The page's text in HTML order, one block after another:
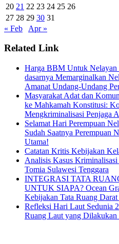
20 21 22 23 24 25 26
27 28 29 30 31
« Feb
Apr »
Related Link
Harga BBM Untuk Nelayan
dasarnya Memarginalkan
Amanat Undang-Undang
Masyarakat Adat dan
ke Mahkamah Konstitusi:
Mengkriminalisasi Penjaga
Selamat Hari Perempuan
Sudah Saatnya Perempuan
Utama!
Catatan Kritis Kebijakan
Analisis Kasus
Tomia Sulawesi Tenggara
INTEGRASI TATA
UNTUK SIAPA? Ocean
Kebijakan Tata Ruang
Refleksi Hari Laut Sedunia
Ruang Laut yang Dilakukan